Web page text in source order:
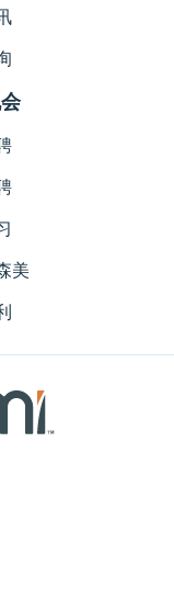
美